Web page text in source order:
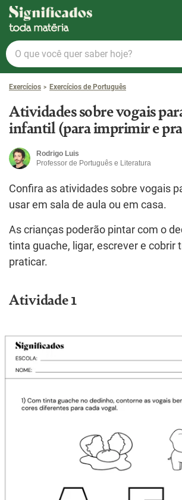
Significados
O
que
você
quer
saber
hoje?
Exercícios Exercícios de Português
Atividades sobre vogais
infantil (para imprimir e
Rodrigo Luis
Professor de Português e Literatura
Confira as atividades sobre vogais
usar em sala de aula ou em casa.
As crianças poderão pintar com o
tinta guache, ligar, escrever e cobrir
praticar.
Atividade 1